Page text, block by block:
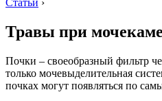
Статьи ›
Травы при
Почки – своеобразный фильтр
только мочевыделительная
почках могут появляться по